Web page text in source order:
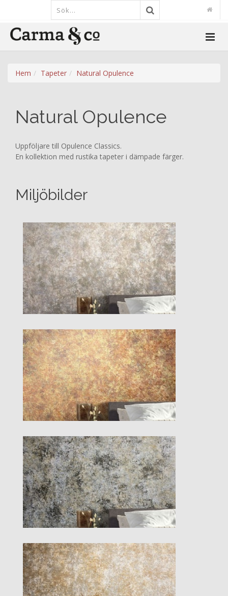
Hem Tapeter Natural Opulence
Natural Opulence
Uppföljare till Opulence Classics.
En kollektion med rustika tapeter i dämpade färger.
Miljöbilder